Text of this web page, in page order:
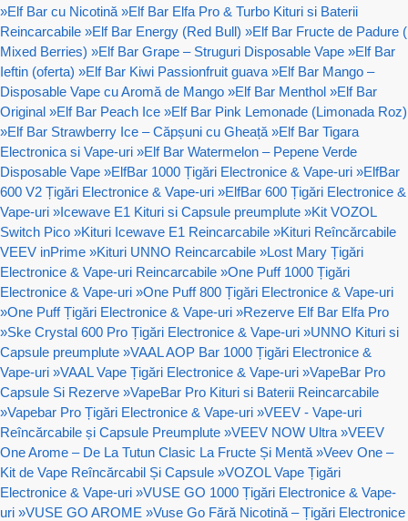
»Elf Bar cu Nicotină »Elf Bar Elfa Pro & Turbo Kituri si Baterii
Reincarcabile »Elf Bar Energy (Red Bull) »Elf Bar Fructe de Padure (
Mixed Berries) »Elf Bar Grape – Struguri Disposable Vape »Elf Bar
Ieftin (oferta) »Elf Bar Kiwi Passionfruit guava »Elf Bar Mango –
Disposable Vape cu Aromă de Mango »Elf Bar Menthol »Elf Bar
Original »Elf Bar Peach Ice »Elf Bar Pink Lemonade (Limonada Roz)
»Elf Bar Strawberry Ice – Căpșuni cu Gheață »Elf Bar Tigara
Electronica si Vape-uri »Elf Bar Watermelon – Pepene Verde
Disposable Vape »ElfBar 1000 Țigări Electronice & Vape-uri »ElfBar
600 V2 Țigări Electronice & Vape-uri »ElfBar 600 Țigări Electronice &
Vape-uri »Icewave E1 Kituri si Capsule preumplute »Kit VOZOL
Switch Pico »Kituri Icewave E1 Reincarcabile »Kituri Reîncărcabile
VEEV inPrime »Kituri UNNO Reincarcabile »Lost Mary Țigări
Electronice & Vape-uri Reincarcabile »One Puff 1000 Țigări
Electronice & Vape-uri »One Puff 800 Țigări Electronice & Vape-uri
»One Puff Țigări Electronice & Vape-uri »Rezerve Elf Bar Elfa Pro
»Ske Crystal 600 Pro Țigări Electronice & Vape-uri »UNNO Kituri si
Capsule preumplute »VAAL AOP Bar 1000 Țigări Electronice &
Vape-uri »VAAL Vape Țigări Electronice & Vape-uri »VapeBar Pro
Capsule Si Rezerve »VapeBar Pro Kituri si Baterii Reincarcabile
»Vapebar Pro Țigări Electronice & Vape-uri »VEEV - Vape-uri
Reîncărcabile și Capsule Preumplute »VEEV NOW Ultra »VEEV
One Arome – De La Tutun Clasic La Fructe Și Mentă »Veev One –
Kit de Vape Reîncărcabil Și Capsule »VOZOL Vape Țigări
Electronice & Vape-uri »VUSE GO 1000 Țigări Electronice & Vape-
uri »VUSE GO AROME »Vuse Go Fără Nicotină – Țigări Electronice